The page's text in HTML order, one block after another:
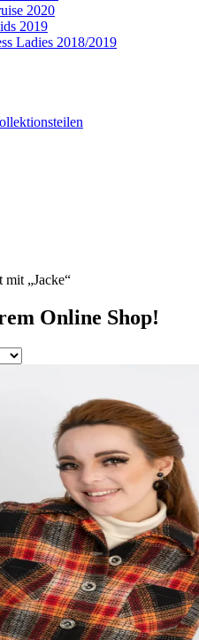
2020
2019
Ladies 2018/2019
mit „Jacke“
Online Shop!